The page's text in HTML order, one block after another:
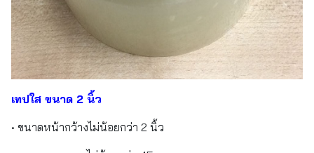
เทปใส ขนาด 2 นิ้ว
• ขนาดหน้ากว้างไม่น้อยกว่า 2 นิ้ว